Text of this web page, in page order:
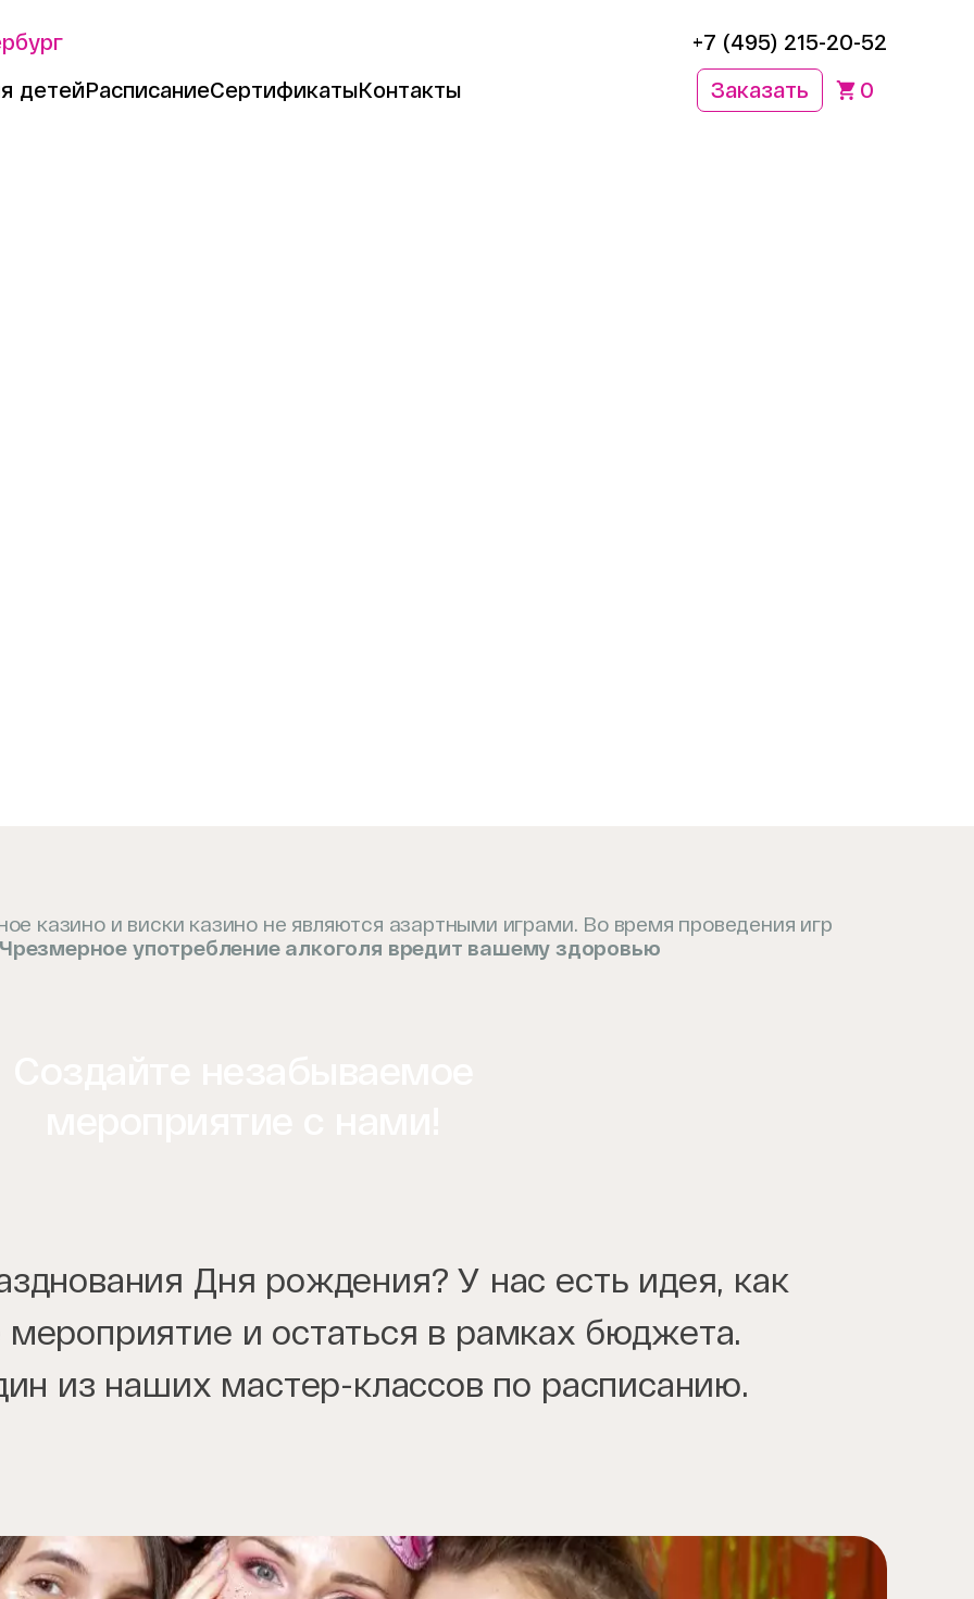
+7 (495) 215-20-52
детейРасписаниеСертификатыКонтакты Заказать 0
казино и виски казино не являются азартными играми. Во время проведения игр
Чрезмерное употребление алкоголя вредит вашему здоровью
Дня рождения? У нас есть идея, как
и остаться в рамках бюджета.
из наших мастер-классов по расписанию.